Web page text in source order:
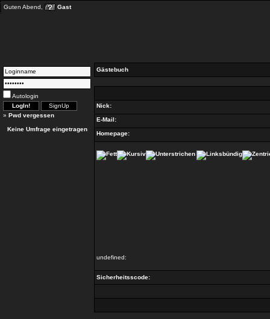
Guten Abend, Gast
Autologin
» Pwd vergessen
Keine Umfrage eingetragen
Gästebuch
Nick:
E-Mail:
Homepage:
undefined:
Sicherheitsscode: